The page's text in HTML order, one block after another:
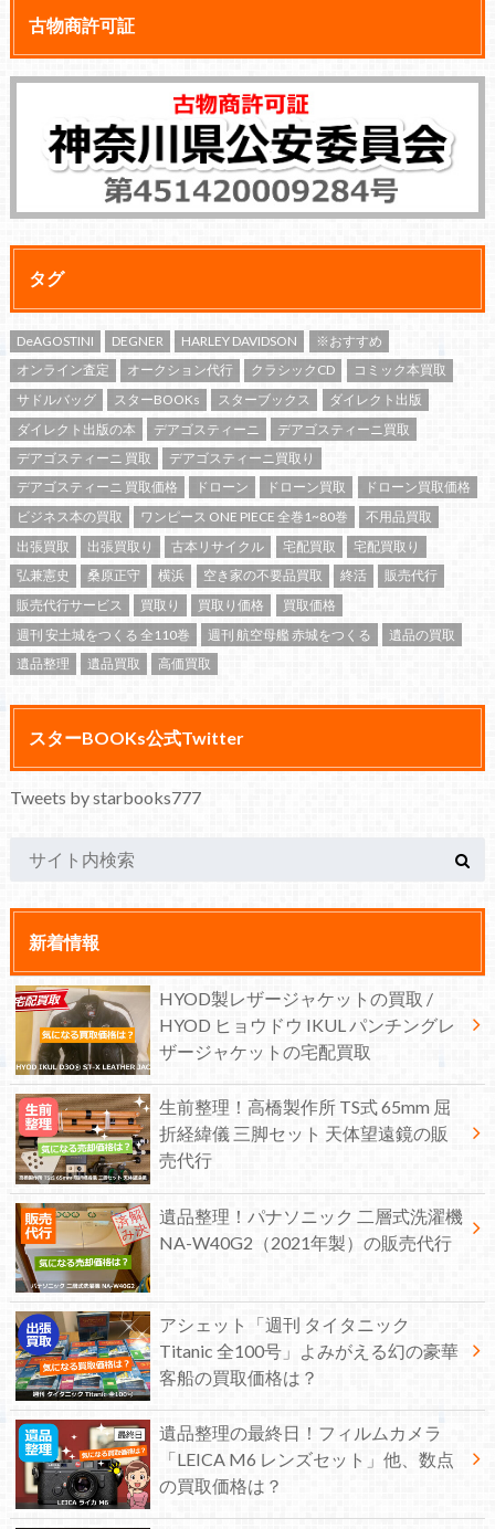
古物商許可証
タグ
DeAGOSTINI DEGNER HARLEY DAVIDSON
※おすすめ
オンライン査定
オークション代行 クラシックCD
コミック本買取
サドルバッグ
スターBOOKs スターブックス
ダイレクト出版
ダイレクト出版の本
デアゴスティーニ
デアゴスティーニ買取
デアゴスティーニ 買取
デアゴスティーニ買取り
デアゴスティーニ 買取価格
ドローン ドローン買取
ドローン買取価格
ビジネス本の買取
ワンピース ONE PIECE 全巻1~80巻
不用品買取
出張買取
出張買取り 古本リサイクル 宅配買取
宅配買取り
弘兼憲史
桑原正守 横浜 空き家の不要品買取 終活
販売代行
販売代行サービス
買取り 買取り価格
買取価格
週刊 安土城をつくる 全110巻
週刊 航空母艦 赤城をつくる
遺品の買取
遺品整理
遺品買取 高価買取
スターBOOKs公式Twitter
Tweets by starbooks777
新着情報
HYOD製レザージャケットの買取 /
HYOD ヒョウドウ IKUL パンチングレ
ザージャケットの宅配買取
生前整理！高橋製作所 TS式 65mm 屈
折経緯儀 三脚セット 天体望遠鏡の販
売代行
遺品整理！パナソニック 二層式洗濯機
NA-W40G2（2021年製）の販売代行
アシェット「週刊 タイタニック
Titanic 全100号」よみがえる幻の豪華
客船の買取価格は？
遺品整理の最終日！フィルムカメラ
「LEICA M6 レンズセット」他、数点
の買取価格は？